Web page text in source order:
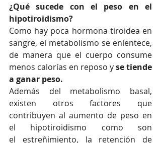
¿Qué sucede con el peso en el
hipotiroidismo?
Como hay poca hormona tiroidea en
sangre, el metabolismo se enlentece,
de manera que el cuerpo consume
menos calorías en reposo y se tiende
a ganar peso.
Además del metabolismo basal,
existen otros factores que
contribuyen al aumento de peso en
el hipotiroidismo como son
el estreñimiento, la retención de